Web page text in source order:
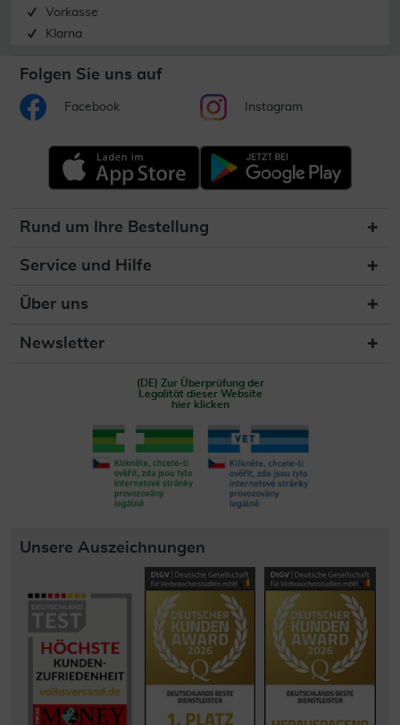
Vorkasse
Klarna
Folgen Sie uns auf
Facebook Instagram
Rund um Ihre Bestellung
Service und Hilfe
Über uns
Newsletter
(DE) Zur Überprüfung der
Legalität dieser Website
hier klicken
Unsere Auszeichnungen